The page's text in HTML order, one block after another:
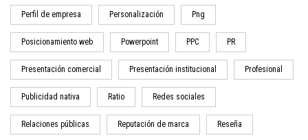
Perfil de empresa Personalización Png
Posicionamiento web Powerpoint PPC PR
Presentación comercial Presentación institucional Profesional
Publicidad nativa Ratio Redes sociales
Relaciones públicas Reputación de marca Reseña